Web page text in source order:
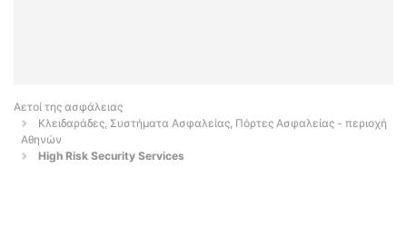
Αετοί της ασφάλειας
Κλειδαράδες, Συστήματα Ασφαλείας, Πόρτες Ασφαλείας - περιοχή
Αθηνών
High Risk Security Services